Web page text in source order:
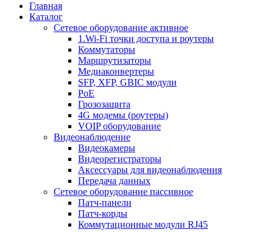
Главная
Каталог
Сетевое оборудование активное
1.Wi-Fi точки доступа и роутеры
Коммутаторы
Маршрутизаторы
Медиаконвертеры
SFP, XFP, GBIC модули
PoE
Грозозащита
4G модемы (роутеры)
VOIP оборудование
Видеонаблюдение
Видеокамеры
Видеорегистраторы
Аксессуары для видеонаблюдения
Передача данных
Сетевое оборудование пассивное
Патч-панели
Патч-корды
Коммутационные модули RJ45